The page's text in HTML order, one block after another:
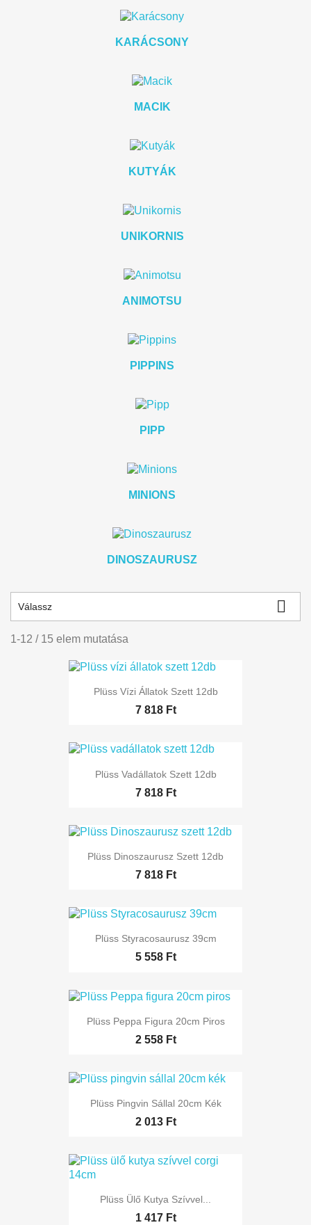
KARÁCSONY
MACIK
KUTYÁK
UNIKORNIS
ANIMOTSU
PIPPINS
PIPP
MINIONS
DINOSZAURUSZ
Válassz 
1-12 / 15 elem mutatása
Plüss Vízi Állatok Szett 12db
7 818 Ft
Plüss Vadállatok Szett 12db
7 818 Ft
Plüss Dinoszaurusz Szett 12db
7 818 Ft
Plüss Styracosaurusz 39cm
5 558 Ft
Plüss Peppa Figura 20cm Piros
2 558 Ft
Plüss Pingvin Sállal 20cm Kék
2 013 Ft
Plüss Ülő Kutya Szívvel...
1 417 Ft